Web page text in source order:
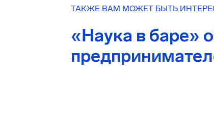
ТАКЖЕ ВАМ МОЖЕТ БЫТЬ
«Наука в баре»